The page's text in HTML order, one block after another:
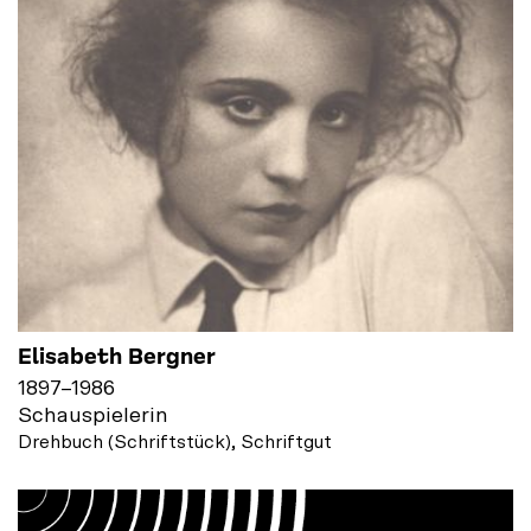
Elisabeth Bergner
1897–1986
Schauspielerin
Drehbuch (Schriftstück), Schriftgut